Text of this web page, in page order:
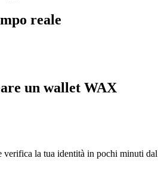
reale
un wallet WAX
verifica la tua identità in pochi minuti dal